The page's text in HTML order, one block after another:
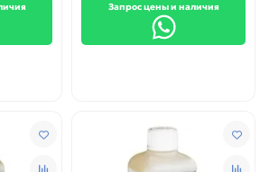
Запрос цены и наличия